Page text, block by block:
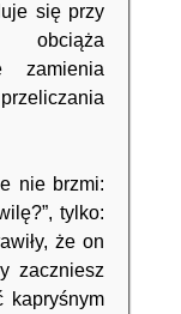
się przy
obciąża
zamienia
nie brzmi:
tylko:
że on
zaczniesz
kapryśnym